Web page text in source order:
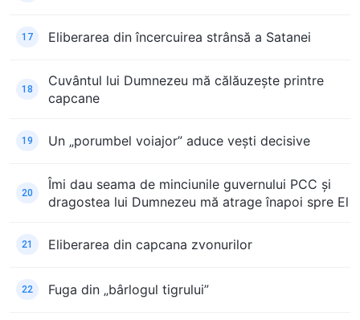
17 Eliberarea din încercuirea strânsă a Satanei
18
Cuvântul lui Dumnezeu mă călăuzește printre
capcane
19 Un „porumbel voiajor” aduce vești decisive
20
Îmi dau seama de minciunile guvernului PCC și
dragostea lui Dumnezeu mă atrage înapoi spre El
21 Eliberarea din capcana zvonurilor
22 Fuga din „bârlogul tigrului”